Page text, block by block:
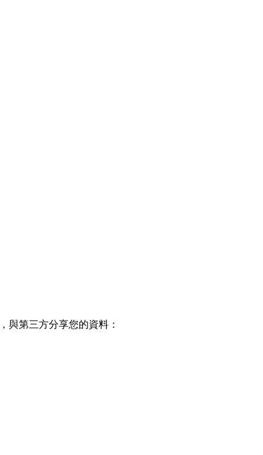
與第三方分享您的資料：